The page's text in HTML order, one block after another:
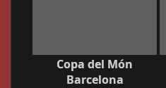
Copa del Món
Barcelona